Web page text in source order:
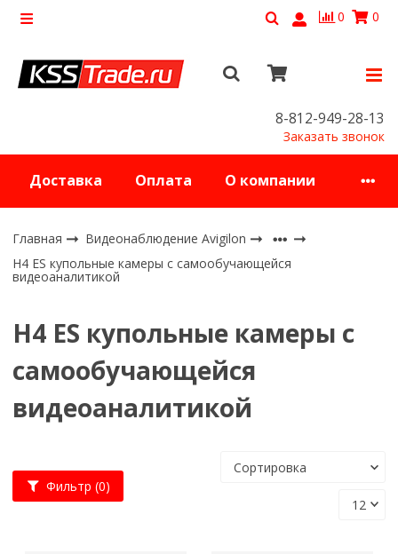
0 0
8-812-949-28-13
Заказать звонок
Доставка Оплата О компании
Главная
Видеонаблюдение Avigilon
H4 ES купольные камеры с самообучающейся
видеоаналитикой
H4 ES купольные камеры с
самообучающейся
видеоаналитикой
Фильтр (0)